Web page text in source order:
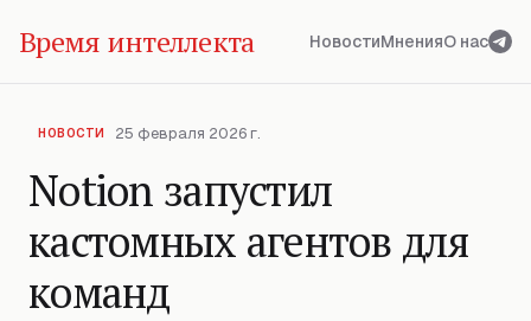
Время интеллекта НовостиМненияО нас
НОВОСТИ 25 февраля 2026 г.
Notion запустил
кастомных агентов для
команд